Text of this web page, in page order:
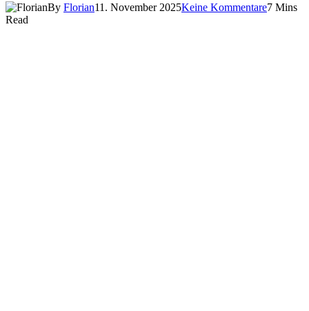
By Florian11. November 2025Keine Kommentare7 Mins
Read